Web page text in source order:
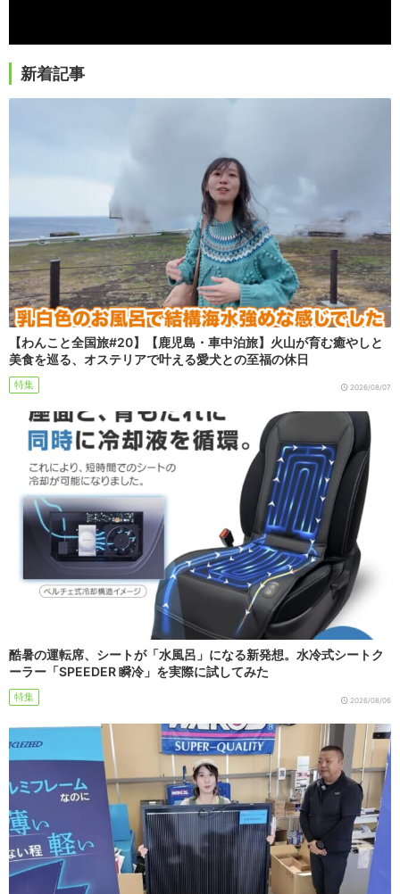
新着記事
【わんこと全国旅#20】【鹿児島・車中泊旅】火山が育む癒やしと
美食を巡る、オステリアで叶える愛犬との至福の休日
特集 2026/08/07
酷暑の運転席、シートが「水風呂」になる新発想。水冷式シートク
ーラー「SPEEDER 瞬冷」を実際に試してみた
特集 2026/08/06